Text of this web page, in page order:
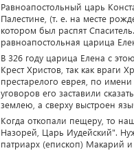
Равноапостольный царь
Палестине, (т. е. на месте
котором был распят
равноапостольная царица
В 326 году царица Елена с
Крест Христов, так как враги
престарелого еврея, по
уговоров его заставили
землею, а сверху выстроен
Когда откопали пещеру, то
Назорей, Царь Иудейский".
патриарх (епископ) Макарий и